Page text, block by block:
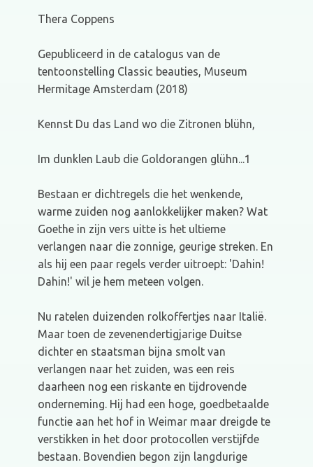
Thera Coppens
Gepubliceerd in de catalogus van de
tentoonstelling Classic beauties, Museum
Hermitage Amsterdam (2018)
Kennst Du das Land wo die Zitronen blühn,
Im dunklen Laub die Goldorangen glühn...1
Bestaan er dichtregels die het wenkende,
warme zuiden nog aanlokkelijker maken? Wat
Goethe in zijn vers uitte is het ultieme
verlangen naar die zonnige, geurige streken. En
als hij een paar regels verder uitroept: 'Dahin!
Dahin!' wil je hem meteen volgen.
Nu ratelen duizenden rolkoffertjes naar Italië.
Maar toen de zevenendertigjarige Duitse
dichter en staatsman bijna smolt van
verlangen naar het zuiden, was een reis
daarheen nog een riskante en tijdrovende
onderneming. Hij had een hoge, goedbetaalde
functie aan het hof in Weimar maar dreigde te
verstikken in het door protocollen verstijfde
bestaan. Bovendien begon zijn langdurige